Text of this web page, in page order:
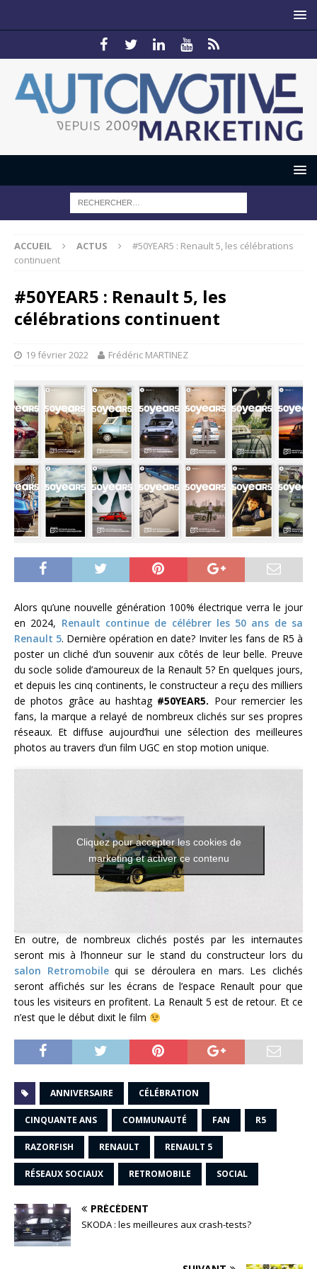
ACCUEIL ACTUS
#50YEAR5 : Renault 5, les célébrations
continuent
#50YEAR5 : Renault 5, les
célébrations continuent
19 février 2022 Frédéric MARTINEZ
Alors qu’une nouvelle génération 100% électrique verra le jour
en 2024, Renault continue de célébrer les 50 ans de sa
Renault 5. Dernière opération en date? Inviter les fans de R5 à
poster un cliché d’un souvenir aux côtés de leur belle. Preuve
du socle solide d’amoureux de la Renault 5? En quelques jours,
et depuis les cinq continents, le constructeur a reçu des milliers
de photos grâce au hashtag #50YEAR5. Pour remercier les
fans, la marque a relayé de nombreux clichés sur ses propres
réseaux. Et diffuse aujourd’hui une sélection des meilleures
photos au travers d’un film UGC en stop motion unique.
Cliquez pour accepter les cookies de
marketing et activer ce contenu
En outre, de nombreux clichés postés par les internautes
seront mis à l’honneur sur le stand du constructeur lors du
salon Retromobilequi se déroulera en mars. Les clichés
seront affichés sur les écrans de l’espace Renault pour que
tous les visiteurs en profitent. La Renault 5 est de retour. Et ce
n’est que le début dixit le film
ANNIVERSAIRE CÉLÉBRATION
CINQUANTE ANS COMMUNAUTÉ FAN R5
RAZORFISH RENAULT RENAULT 5
RÉSEAUX SOCIAUX RETROMOBILE SOCIAL
PRÉCÉDENT
SKODA : les meilleures aux crash-tests?